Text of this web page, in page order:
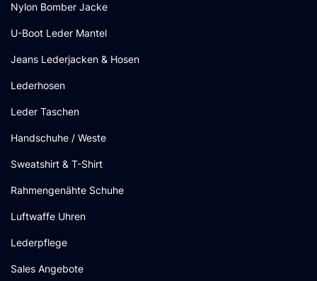
Nylon Bomber Jacke
U-Boot Leder Mantel
Jeans Lederjacken & Hosen
Lederhosen
Leder Taschen
Handschuhe / Weste
Sweatshirt & T-Shirt
Rahmengenähte Schuhe
Luftwaffe Uhren
Lederpflege
Sales Angebote